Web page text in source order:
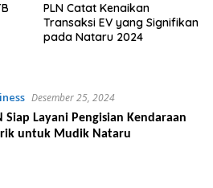
PLN Catat Kenaikan
Transaksi EV yang Signifikan
pada Nataru 2024
Desember 25, 2024
Siap Layani Pengisian Kendaraan
untuk Mudik Nataru